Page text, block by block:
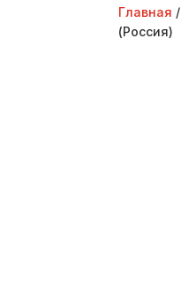
Главная /
(Россия)